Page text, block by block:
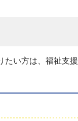
い方は、福祉支